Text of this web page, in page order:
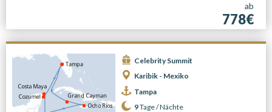
ab
778€
Celebrity Summit
Karibik - Mexiko
Tampa
9Tage /Nächte